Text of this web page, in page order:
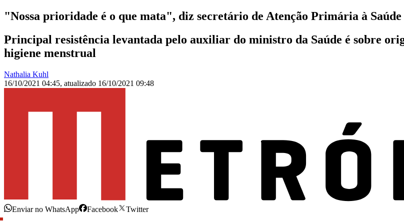
"Nossa prioridade é o que mata", diz secretário de Atenção Primária à Saúde
Principal resistência levantada pelo auxiliar do ministro da Saúde é sobre
higiene menstrual
Nathalia Kuhl
16/10/2021 04:45, atualizado 16/10/2021 09:48
Enviar no WhatsApp Facebook
Twitter